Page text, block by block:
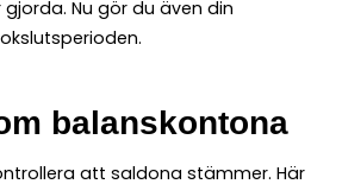
Nu gör du även din
balanskontona
att saldona stämmer. Här